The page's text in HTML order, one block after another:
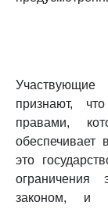
признают,
правами,
обеспечивает
это
ограничения
законом, и